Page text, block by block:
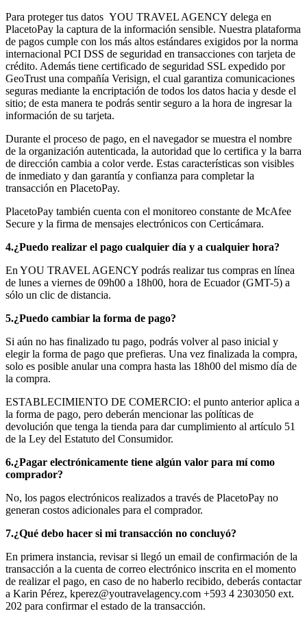
Para proteger tus datos YOU TRAVEL AGENCY delega en
PlacetoPay la captura de la información sensible. Nuestra plataforma
de pagos cumple con los más altos estándares exigidos por la norma
internacional PCI DSS de seguridad en transacciones con tarjeta de
crédito. Además tiene certificado de seguridad SSL expedido por
GeoTrust una compañía Verisign, el cual garantiza comunicaciones
seguras mediante la encriptación de todos los datos hacia y desde el
sitio; de esta manera te podrás sentir seguro a la hora de ingresar la
información de su tarjeta.
Durante el proceso de pago, en el navegador se muestra el nombre
de la organización autenticada, la autoridad que lo certifica y la barra
de dirección cambia a color verde. Estas características son visibles
de inmediato y dan garantía y confianza para completar la
transacción en PlacetoPay.
PlacetoPay también cuenta con el monitoreo constante de McAfee
Secure y la firma de mensajes electrónicos con Certicámara.
4.¿Puedo realizar el pago cualquier día y a cualquier hora?
En YOU TRAVEL AGENCY podrás realizar tus compras en línea
de lunes a viernes de 09h00 a 18h00, hora de Ecuador (GMT-5) a
sólo un clic de distancia.
5.¿Puedo cambiar la forma de pago?
Si aún no has finalizado tu pago, podrás volver al paso inicial y
elegir la forma de pago que prefieras. Una vez finalizada la compra,
solo es posible anular una compra hasta las 18h00 del mismo día de
la compra.
ESTABLECIMIENTO DE COMERCIO: el punto anterior aplica a
la forma de pago, pero deberán mencionar las políticas de
devolución que tenga la tienda para dar cumplimiento al artículo 51
de la Ley del Estatuto del Consumidor.
6.¿Pagar electrónicamente tiene algún valor para mí como
comprador?
No, los pagos electrónicos realizados a través de PlacetoPay no
generan costos adicionales para el comprador.
7.¿Qué debo hacer si mi transacción no concluyó?
En primera instancia, revisar si llegó un email de confirmación de la
transacción a la cuenta de correo electrónico inscrita en el momento
de realizar el pago, en caso de no haberlo recibido, deberás contactar
a Karin Pérez, kperez@youtravelagency.com +593 4 2303050 ext.
202 para confirmar el estado de la transacción.